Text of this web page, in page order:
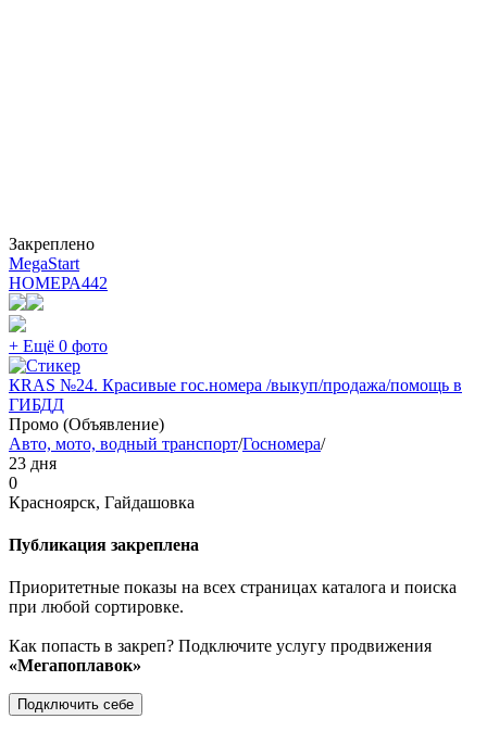
Закреплено
MegaStart
НОМЕРА442
+ Ещё 0 фото
КRAS №24. Красивые гос.номера /выкуп/продажа/помощь в
ГИБДД
Промо (Объявление)
Авто, мото, водный транспорт/Госномера/
23 дня
0
Красноярск, Гайдашовка
Публикация закреплена
Приоритетные показы на всех страницах каталога и поиска
при любой сортировке.
Как попасть в закреп? Подключите услугу продвижения
«Мегапоплавок»
Подключить себе